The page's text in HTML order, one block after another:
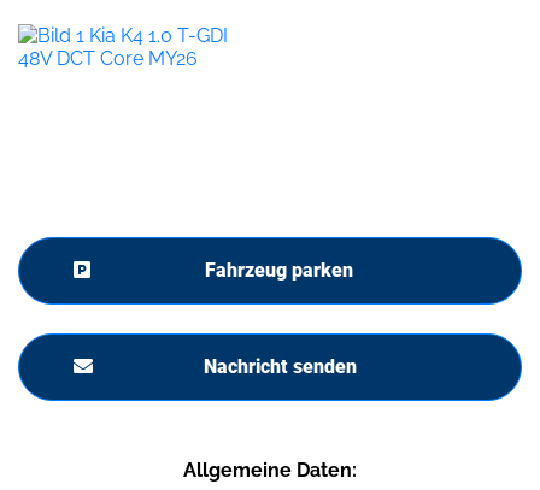
Fahrzeug parken
Nachricht senden
Allgemeine Daten: